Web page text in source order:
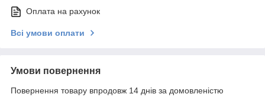
Оплата на рахунок
Всі умови оплати
Умови повернення
Повернення товару впродовж 14 днів за домовленістю